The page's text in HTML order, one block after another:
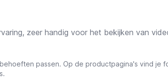
zeer handig voor het bekijken van
passen. Op de productpagina's vind je